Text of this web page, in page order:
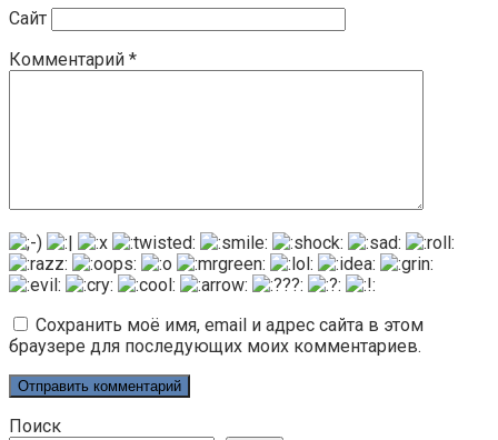
Сайт
Комментарий *
Сохранить моё имя, email и адрес сайта в этом
браузере для последующих моих комментариев.
Поиск